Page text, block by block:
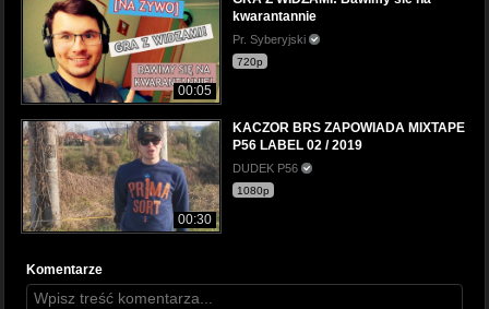
00:05
kwarantannie
Pr. Syberyjski
720p
00:30
KACZOR BRS ZAPOWIADA MIXTAPE
P56 LABEL 02 / 2019
DUDEK P56
1080p
Komentarze